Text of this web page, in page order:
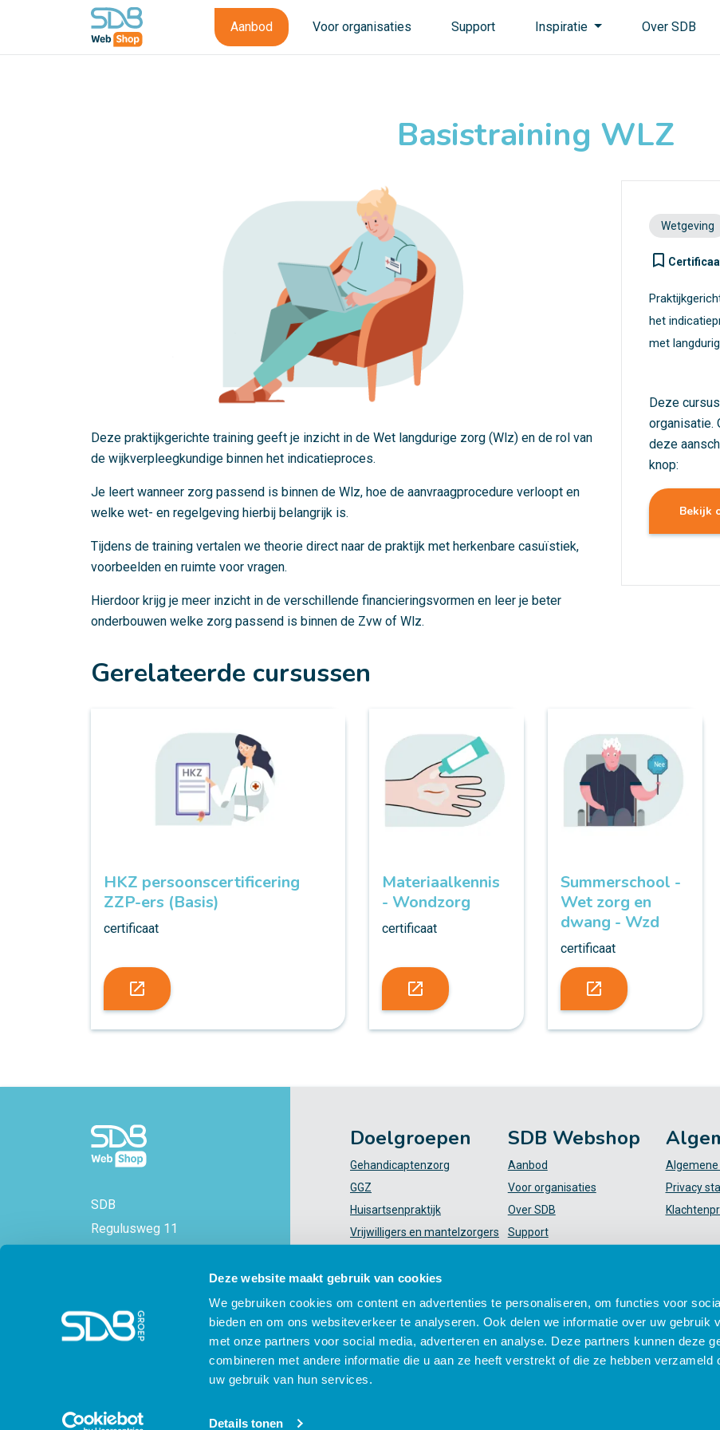
Deze website maakt gebruik van cookies
We gebruiken cookies om content en advertenties te personaliseren, om functies voor
bieden en om ons websiteverkeer te analyseren. Ook delen we informatie over uw gebruik
met onze partners voor social media, adverteren en analyse. Deze partners kunnen deze
combineren met andere informatie die u aan ze heeft verstrekt of die ze hebben verzameld
uw gebruik van hun services.
Details tonen
Aanbod Voor organisaties Support Inspiratie Over SDB
Basistraining WLZ
Deze praktijkgerichte training geeft je inzicht in de Wet langdurige zorg (Wlz) en de rol van
de wijkverpleegkundige binnen het indicatieproces.
Je leert wanneer zorg passend is binnen de Wlz, hoe de aanvraagprocedure verloopt en
welke wet- en regelgeving hierbij belangrijk is.
Tijdens de training vertalen we theorie direct naar de praktijk met herkenbare casuïstiek,
voorbeelden en ruimte voor vragen.
Hierdoor krijg je meer inzicht in de verschillende financieringsvormen en leer je beter
onderbouwen welke zorg passend is binnen de Zvw of Wlz.
Wetgeving
turned_in_not
het
met
Deze
organisatie.
deze
knop:
Bekijk
Gerelateerde cursussen
HKZ persoonscertificering
ZZP-ers (Basis)
certificaat
launch
Materiaalkennis
- Wondzorg
certificaat
launch
Summerschool -
Wet zorg en
dwang - Wzd
certificaat
launch
SDB
Regulusweg 11
KVK-nummer: 71577521
Doelgroepen
Gehandicaptenzorg
GGZ
Huisartsenpraktijk
Vrijwilligers en mantelzorgers
Ziekenhuis
Helpende (plus)
SDB Webshop
Aanbod
Voor organisaties
Over SDB
Support
Privacy
© SDB 2026 - SDB Webshop - voor en door zorgprofessionals